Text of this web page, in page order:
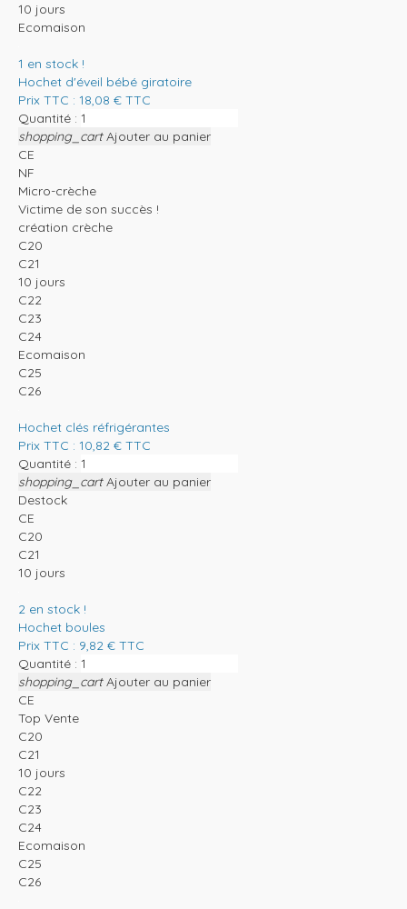
10 jours
Ecomaison
1 en stock !
Hochet d'éveil bébé giratoire
Prix TTC : 18,08 € TTC
Quantité :
shopping_cart Ajouter au panier
CE
NF
Micro-crèche
Victime de son succès !
création crèche
C20
C21
10 jours
C22
C23
C24
Ecomaison
C25
C26
Hochet clés réfrigérantes
Prix TTC : 10,82 € TTC
Quantité :
shopping_cart Ajouter au panier
Destock
CE
C20
C21
10 jours
2 en stock !
Hochet boules
Prix TTC : 9,82 € TTC
Quantité :
shopping_cart Ajouter au panier
CE
Top Vente
C20
C21
10 jours
C22
C23
C24
Ecomaison
C25
C26